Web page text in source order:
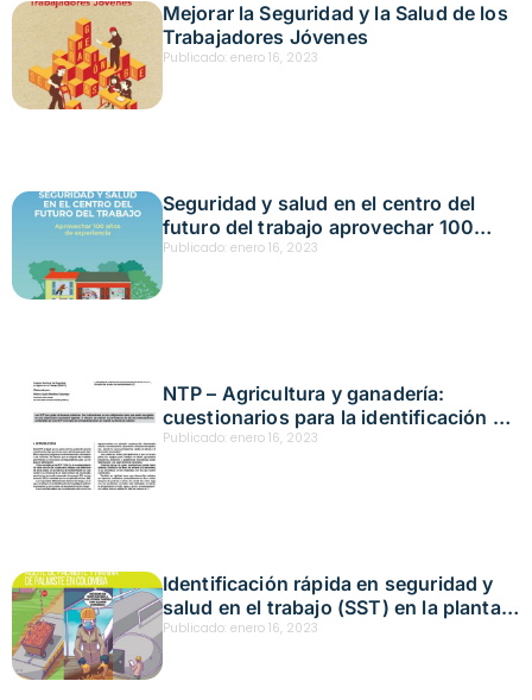
Mejorar la Seguridad y la Salud de los
Trabajadores Jóvenes
Publicado: enero 16, 2023
Seguridad y salud en el centro del
futuro del trabajo aprovechar 100
años de experiencia
Publicado: enero 16, 2023
NTP – Agricultura y ganadería:
cuestionarios para la identificación de
peligros durante las tareas de
Publicado: enero 16, 2023
Identificación rápida en seguridad y
salud en el trabajo (SST) en la planta
extractora de aceite de palma, aceite
de palmiste y harina de palmiste en
Publicado: enero 16, 2023